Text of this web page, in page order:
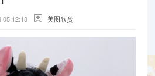
05:12:18 美图欣赏